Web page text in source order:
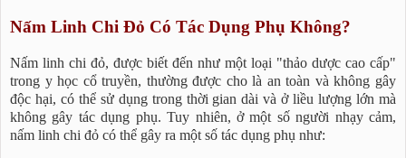
Nấm Linh Chi Đỏ Có Tác Dụng Phụ Không?
Nấm linh chi đỏ, được biết đến như một loại "thảo dược cao cấp"
trong y học cổ truyền, thường được cho là an toàn và không gây
độc hại, có thể sử dụng trong thời gian dài và ở liều lượng lớn mà
không gây tác dụng phụ. Tuy nhiên, ở một số người nhạy cảm,
nấm linh chi đỏ có thể gây ra một số tác dụng phụ như: